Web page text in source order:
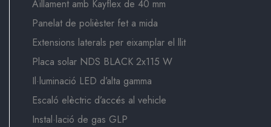
Aïllament amb Kayflex de 40 mm
Panelat de polièster fet a mida
Extensions laterals per eixamplar el llit
Placa solar NDS BLACK 2x115 W
Il·luminació LED d’alta gamma
Escaló elèctric d’accés al vehicle
Instal·lació de gas GLP